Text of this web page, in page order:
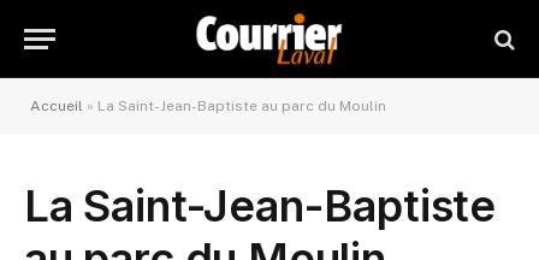
Accueil » La Saint-Jean-Baptiste au parc du Moulin
La Saint-Jean-Baptiste